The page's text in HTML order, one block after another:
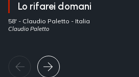
Lo rifarei domani
58' - Claudio Paletto - Italia
Claudio Paletto